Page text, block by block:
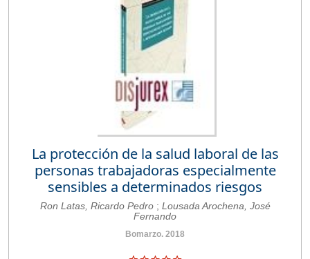
La protección de la salud laboral de las
personas trabajadoras especialmente
sensibles a determinados riesgos
Ron Latas, Ricardo Pedro ; Lousada Arochena, José
Fernando
Bomarzo. 2018